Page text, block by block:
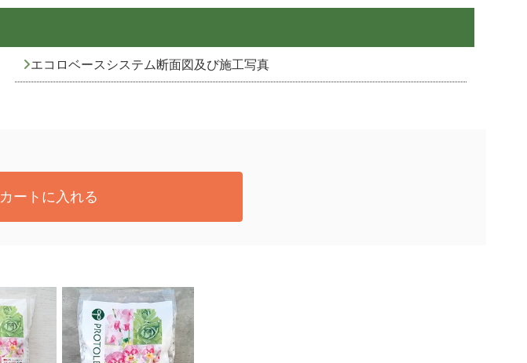
エコロベースシステム断面図及び施工写真
カートに入れる